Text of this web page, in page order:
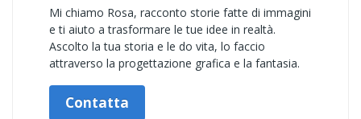
Mi chiamo Rosa, racconto storie fatte di immagini
e ti aiuto a trasformare le tue idee in realtà.
Ascolto la tua storia e le do vita, lo faccio
attraverso la progettazione grafica e la fantasia.
Contatta